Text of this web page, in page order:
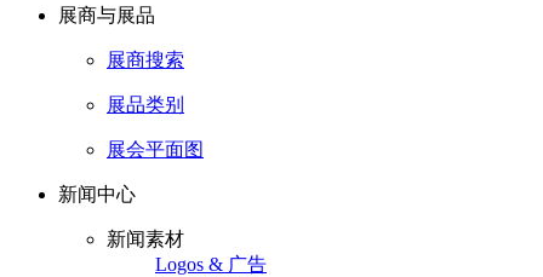
展商与展品
展商搜索
展品类别
展会平面图
新闻中心
新闻素材
Logos & 广告